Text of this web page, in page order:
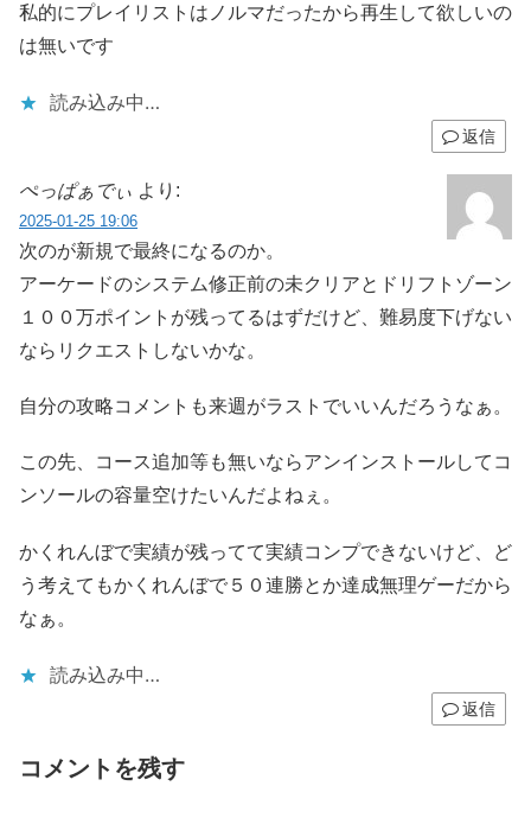
私的にプレイリストはノルマだったから再生して欲しいの
は無いです
読み込み中…
返信
ぺっぱぁでぃ より:
2025-01-25 19:06
次のが新規で最終になるのか。
アーケードのシステム修正前の未クリアとドリフトゾーン
１００万ポイントが残ってるはずだけど、難易度下げない
ならリクエストしないかな。
自分の攻略コメントも来週がラストでいいんだろうなぁ。
この先、コース追加等も無いならアンインストールしてコ
ンソールの容量空けたいんだよねぇ。
かくれんぼで実績が残ってて実績コンプできないけど、ど
う考えてもかくれんぼで５０連勝とか達成無理ゲーだから
なぁ。
読み込み中…
返信
コメントを残す